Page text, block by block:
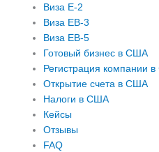
Виза E-2
Виза EB-3
Виза EB-5
Готовый бизнес в США
Регистрация компании
Открытие счета в США
Налоги в США
Кейсы
Отзывы
FAQ